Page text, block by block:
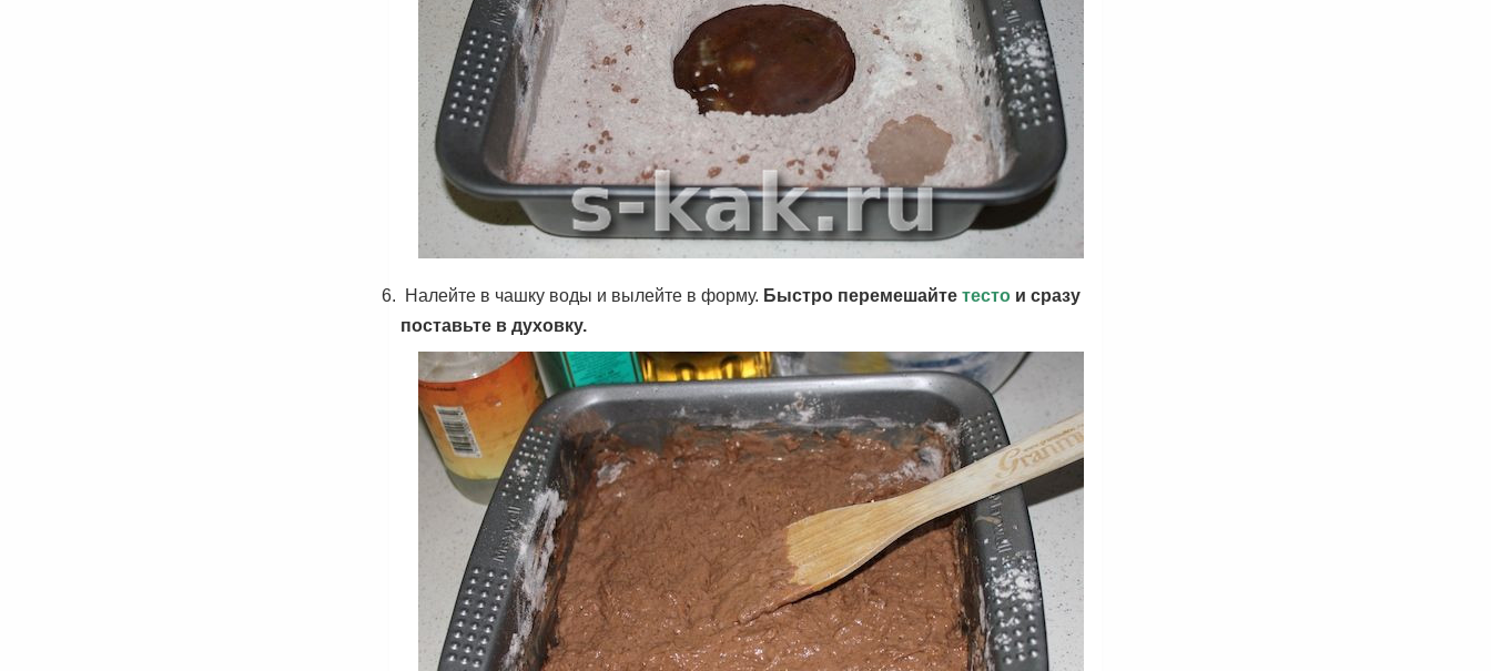
Налейте в чашку воды и вылейте в форму. Быстро перемешайте тесто и сразу
поставьте в духовку.